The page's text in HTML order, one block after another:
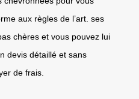
aux règles de l’art. ses
chères et vous pouvez lui
devis détaillé et sans
de frais.